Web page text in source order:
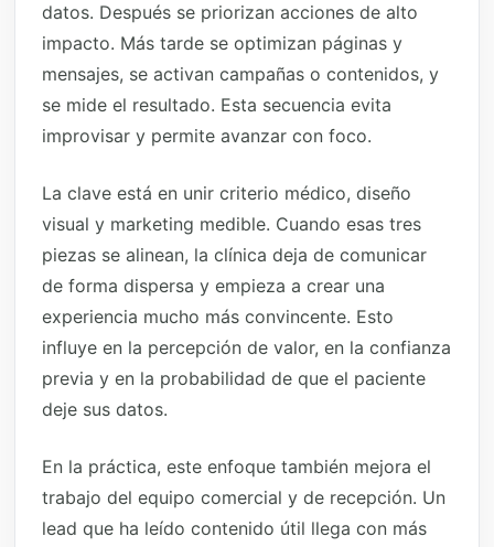
datos. Después se priorizan acciones de alto
impacto. Más tarde se optimizan páginas y
mensajes, se activan campañas o contenidos, y
se mide el resultado. Esta secuencia evita
improvisar y permite avanzar con foco.
La clave está en unir criterio médico, diseño
visual y marketing medible. Cuando esas tres
piezas se alinean, la clínica deja de comunicar
de forma dispersa y empieza a crear una
experiencia mucho más convincente. Esto
influye en la percepción de valor, en la confianza
previa y en la probabilidad de que el paciente
deje sus datos.
En la práctica, este enfoque también mejora el
trabajo del equipo comercial y de recepción. Un
lead que ha leído contenido útil llega con más